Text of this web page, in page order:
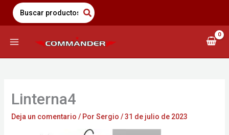
Saltar
contenido
Search
for:
Linterna4
Deja un comentario / Por Sergio /31 de julio de 2023